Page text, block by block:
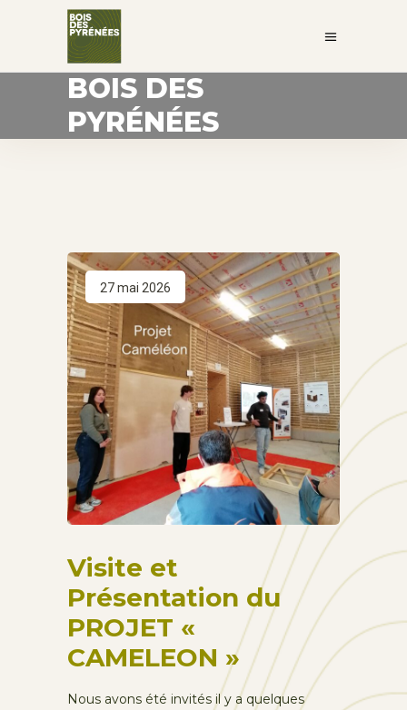
BOIS DES
PYRÉNÉES
27 mai 2026
Visite et
Présentation du
PROJET «
CAMELEON »
Nous avons été invités il y a quelques